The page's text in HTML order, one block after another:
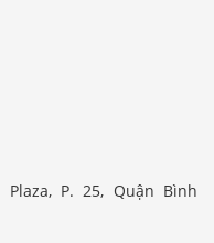
P. 25, Quận Bình